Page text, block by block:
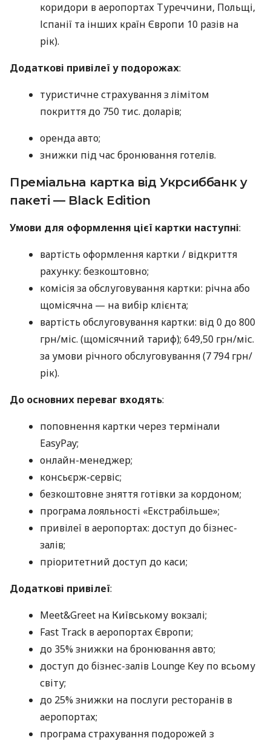
коридори в аеропортах Туреччини, Польщі,
Іспанії та інших країн Європи 10 разів на
рік).
Додаткові привілеї у подорожах:
туристичне страхування з лімітом
покриття до 750 тис. доларів;
оренда авто;
знижки під час бронювання готелів.
Преміальна картка від Укрсиббанк у
пакеті — Black Edition
Умови для оформлення цієї картки наступні:
вартість оформлення картки / відкриття
рахунку: безкоштовно;
комісія за обслуговування картки: річна або
щомісячна — на вибір клієнта;
вартість обслуговування картки: від 0 до 800
грн/міс. (щомісячний тариф); 649,50 грн/міс.
за умови річного обслуговування (7 794 грн/
рік).
До основних переваг входять:
поповнення картки через термінали
EasyPay;
онлайн-менеджер;
консьєрж-сервіс;
безкоштовне зняття готівки за кордоном;
програма лояльності «Екстрабільше»;
привілеї в аеропортах: доступ до бізнес-
залів;
пріоритетний доступ до каси;
Додаткові привілеї:
Meet&Greet на Київському вокзалі;
Fast Track в аеропортах Європи;
до 35% знижки на бронювання авто;
доступ до бізнес-залів Lounge Key по всьому
світу;
до 25% знижки на послуги ресторанів в
аеропортах;
програма страхування подорожей з